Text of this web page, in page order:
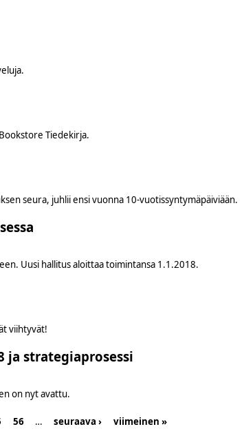
Tiedekirja.
seura, juhlii ensi vuonna 10-vuotissyntymäpäiviään.
Uusi hallitus aloittaa toimintansa 1.1.2018.
viihtyvät!
ja strategiaprosessi
on nyt avattu.
56 … seuraava › viimeinen »